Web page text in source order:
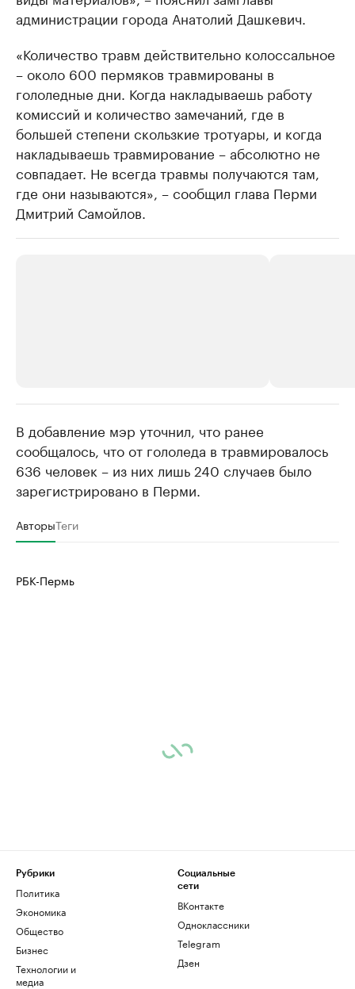
администрации города Анатолий Дашкевич.
«Количество травм действительно колоссальное
– около 600 пермяков травмированы в
гололедные дни. Когда накладываешь работу
комиссий и количество замечаний, где в
большей степени скользкие тротуары, и когда
накладываешь травмирование – абсолютно не
совпадает. Не всегда травмы получаются там,
где они называются», – сообщил глава Перми
Дмитрий Самойлов.
РБК Компании
Крупнейшие производители и
продавцы медийной продукции
Ознакомьтесь с информацией в каталоге
Страховые
В добавление мэр уточнил, что ранее
сообщалось, что от гололеда в травмировалось
636 человек – из них лишь 240 случаев было
зарегистрировано в Перми.
АвторыТеги
РБК-Пермь
Рубрики
Политика
Экономика
Общество
Бизнес
Технологии и
медиа
Социальные
сети
ВКонтакте
Одноклассники
Telegram
Дзен